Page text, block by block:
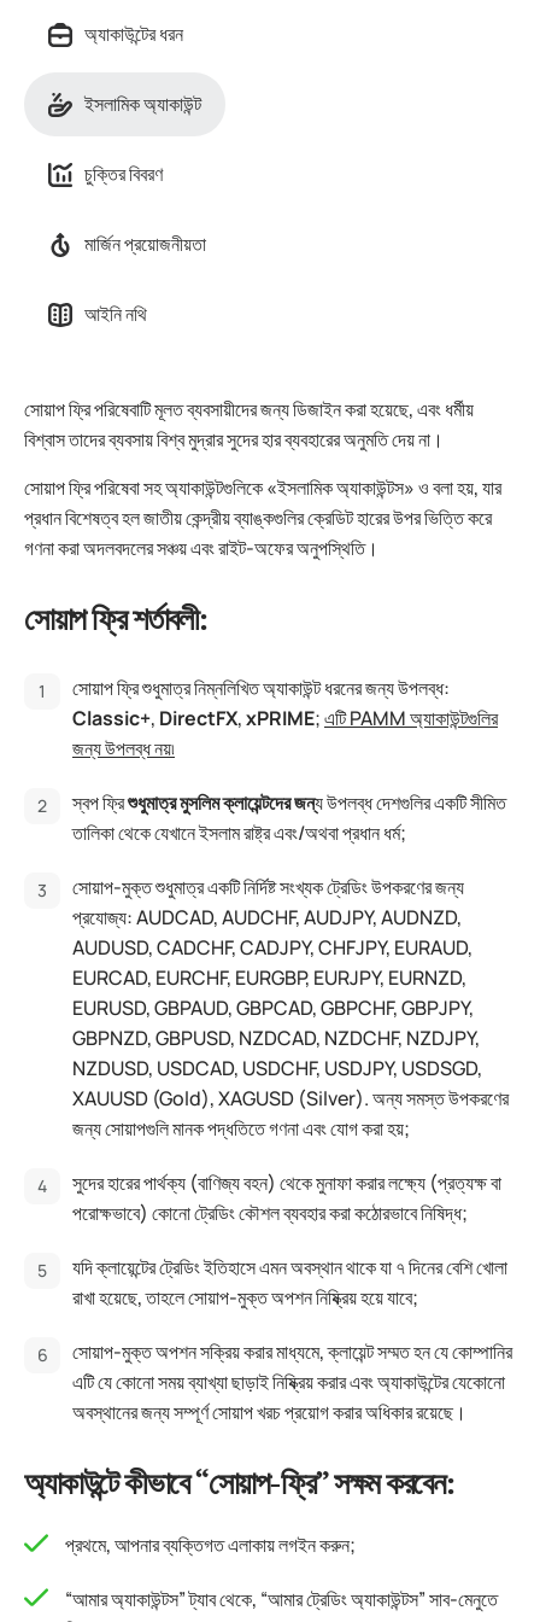
অ্যাকাউন্টের ধরন
ইসলামিক অ্যাকাউন্ট
চুক্তির বিবরণ
মার্জিন প্রয়োজনীয়তা
আইনি নথি
সোয়াপ ফ্রি পরিষেবাটি মূলত ব্যবসায়ীদের জন্য ডিজাইন করা হয়েছে, এবং ধর্মীয়
বিশ্বাস তাদের ব্যবসায় বিশ্ব মুদ্রার সুদের হার ব্যবহারের অনুমতি দেয় না।
সোয়াপ ফ্রি পরিষেবা সহ অ্যাকাউন্টগুলিকে «ইসলামিক অ্যাকাউন্টস» ও বলা হয়, যার
প্রধান বিশেষত্ব হল জাতীয় কেন্দ্রীয় ব্যাঙ্কগুলির ক্রেডিট হারের উপর ভিত্তি করে
গণনা করা অদলবদলের সঞ্চয় এবং রাইট-অফের অনুপস্থিতি।
সোয়াপ ফ্রি শর্তাবলী:
সোয়াপ ফ্রি শুধুমাত্র নিম্নলিখিত অ্যাকাউন্ট ধরনের জন্য উপলব্ধ:
Classic+, DirectFX,xPRIME;এটি PAMM অ্যাকাউন্টগুলির
জন্য উপলব্ধ নয়৷
স্বপ ফ্রিশুধুমাত্র মুসলিম ক্লায়েন্টদের জন্য উপলব্ধ দেশগুলির একটি সীমিত
তালিকা থেকে যেখানে ইসলাম রাষ্ট্র এবং/অথবা প্রধান ধর্ম;
সোয়াপ-মুক্ত শুধুমাত্র একটি নির্দিষ্ট সংখ্যক ট্রেডিং উপকরণের জন্য
প্রযোজ্য: AUDCAD, AUDCHF, AUDJPY, AUDNZD,
AUDUSD, CADCHF, CADJPY, CHFJPY, EURAUD,
EURCAD, EURCHF, EURGBP, EURJPY, EURNZD,
EURUSD, GBPAUD, GBPCAD, GBPCHF, GBPJPY,
GBPNZD, GBPUSD, NZDCAD, NZDCHF, NZDJPY,
NZDUSD, USDCAD, USDCHF, USDJPY, USDSGD,
XAUUSD (Gold), XAGUSD (Silver). অন্য সমস্ত উপকরণের
জন্য সোয়াপগুলি মানক পদ্ধতিতে গণনা এবং যোগ করা হয়;
সুদের হারের পার্থক্য (বাণিজ্য বহন) থেকে মুনাফা করার লক্ষ্যে (প্রত্যক্ষ বা
পরোক্ষভাবে) কোনো ট্রেডিং কৌশল ব্যবহার করা কঠোরভাবে নিষিদ্ধ;
যদি ক্লায়েন্টের ট্রেডিং ইতিহাসে এমন অবস্থান থাকে যা ৭ দিনের বেশি খোলা
রাখা হয়েছে, তাহলে সোয়াপ-মুক্ত অপশন নিষ্ক্রিয় হয়ে যাবে;
সোয়াপ-মুক্ত অপশন সক্রিয় করার মাধ্যমে, ক্লায়েন্ট সম্মত হন যে কোম্পানির
এটি যে কোনো সময় ব্যাখ্যা ছাড়াই নিষ্ক্রিয় করার এবং অ্যাকাউন্টের যেকোনো
অবস্থানের জন্য সম্পূর্ণ সোয়াপ খরচ প্রয়োগ করার অধিকার রয়েছে।
অ্যাকাউন্টে কীভাবে “সোয়াপ-ফ্রি” সক্ষম করবেন:
প্রথমে, আপনার ব্যক্তিগত এলাকায় লগইন করুন;
“আমার অ্যাকাউন্টস” ট্যাব থেকে, “আমার ট্রেডিং অ্যাকাউন্টস” সাব-মেনুতে